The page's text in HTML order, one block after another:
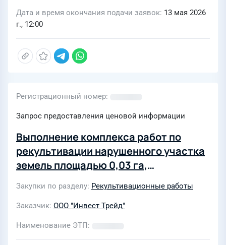
Дата и время окончания подачи заявок 13 мая 2026
г., 12:00
Регистрационный номер
Запрос предоставления ценовой информации
Выполнение комплекса работ по
рекультивации нарушенного участка
земель площадью 0,03 га,
загрязненного нефтепродуктами,
расположенного в Республике Коми,
МР «Печора», ГУ «Каджеромское
лесничество», Березовском
Закупки по разделу Рекультивационные работы
Заказчик ООО "Инвест Трейд"
Наименование ЭТП